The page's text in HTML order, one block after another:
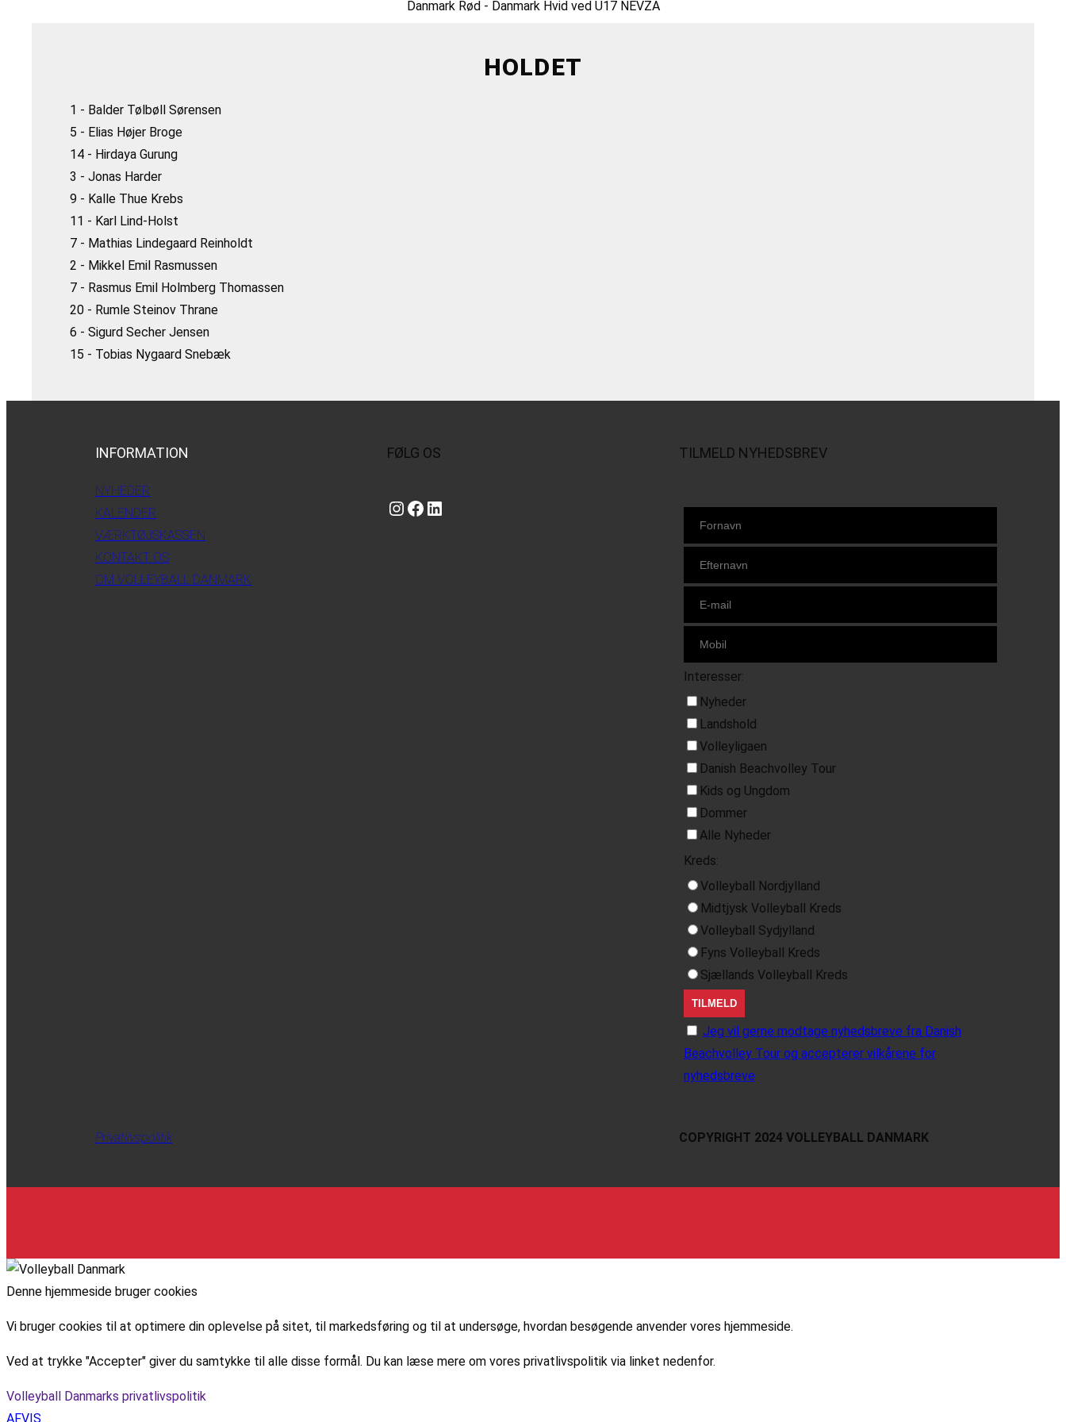
Danmark Rød - Danmark Hvid ved U17 NEVZA
HOLDET
1 - Balder Tølbøll Sørensen
5 - Elias Højer Broge
14 - Hirdaya Gurung
3 - Jonas Harder
9 - Kalle Thue Krebs
11 - Karl Lind-Holst
7 - Mathias Lindegaard Reinholdt
2 - Mikkel Emil Rasmussen
7 - Rasmus Emil Holmberg Thomassen
20 - Rumle Steinov Thrane
6 - Sigurd Secher Jensen
15 - Tobias Nygaard Snebæk
INFORMATION
NYHEDER
KALENDER
VÆRKTØJSKASSEN
KONTAKT OS
OM VOLLEYBALL DANMARK
FØLG OS
Instagram https://www.facebook.com/danishbeachvolleytour LinkedIn
TILMELD NYHEDSBREV
Interesser:
Nyheder
Landshold
Volleyligaen
Danish Beachvolley Tour
Kids og Ungdom
Dommer
Alle Nyheder
Kreds:
Volleyball Nordjylland
Midtjysk Volleyball Kreds
Volleyball Sydjylland
Fyns Volleyball Kreds
Sjællands Volleyball Kreds
Jeg vil gerne modtage nyhedsbreve fra Danish
Beachvolley Tour og accepterer vilkårene for
nyhedsbreve
Privatlivspolitik COPYRIGHT 2024 VOLLEYBALL DANMARK
Denne hjemmeside bruger cookies
Vi bruger cookies til at optimere din oplevelse på sitet, til markedsføring og til at undersøge, hvordan besøgende anvender vores hjemmeside.
Ved at trykke "Accepter" giver du samtykke til alle disse formål. Du kan læse mere om vores privatlivspolitik via linket nedenfor.
Volleyball Danmarks privatlivspolitik
AFVIS